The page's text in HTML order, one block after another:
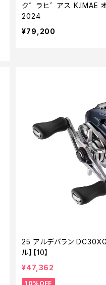
ク゛ラヒ゛アス K.IMAE
2024
¥79,200
25 アルデバラン
ル】【10】
¥47,362
10%OFF